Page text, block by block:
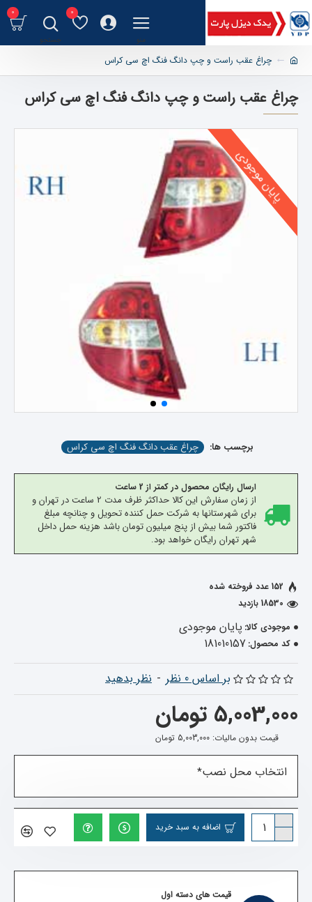
0
0
چراغ عقب راست و چپ دانگ فنگ اچ سی کراس
چراغ عقب راست و چپ دانگ فنگ اچ سی کراس
پایان موجودی
برچسب ها: چراغ عقب دانگ فنگ اچ سی کراس
ارسال رایگان محصول در کمتر از 2 ساعت
از زمان سفارش این کالا حداکثر ظرف مدت 2 ساعت در تهران و
برای شهرستانها به شرکت حمل کننده تحویل و چنانچه مبلغ
فاکتور شما بیش از پنج میلیون تومان باشد هزینه حمل داخل
شهر تهران رایگان خواهد بود.
موجودی کالا: پایان موجودی
کد محصول: 181010157
152 عدد فروخته شده
18530 بازدید
بر اساس 0 نظر - نظر بدهید
5,003,000 تومان
قیمت بدون مالیات: 5,003,000 تومان
انتخاب محل نصب
اضافه به سبد خرید
قیمت های دسته اول